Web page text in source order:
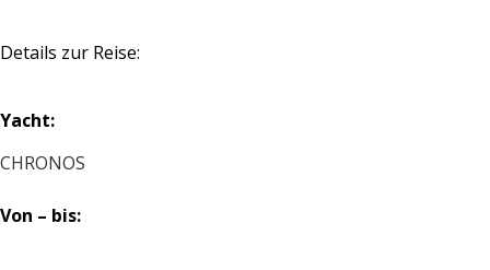
Details zur Reise:
Yacht:
CHRONOS
Von – bis: